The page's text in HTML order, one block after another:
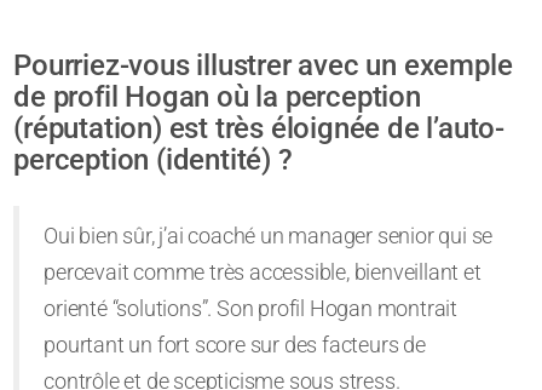
Pourriez-vous illustrer avec un exemple
de profil Hogan où la perception
(réputation) est très éloignée de l’auto-
perception (identité) ?
Oui bien sûr, j’ai coaché un manager senior qui se
percevait comme très accessible, bienveillant et
orienté “solutions”. Son profil Hogan montrait
pourtant un fort score sur des facteurs de
contrôle et de scepticisme sous stress.